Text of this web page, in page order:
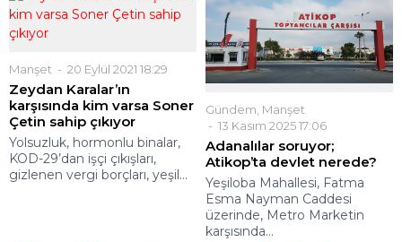
Zeydan Karalar’ın
karşısında kim varsa Soner
Çetin sahip çıkıyor
Yolsuzluk, hormonlu binalar,
KOD-29’dan işçi çıkışları,
gizlenen vergi borçları, yeşil...
Gündem,Manşet
13 Kasım 2025 17:06
Adanalılar soruyor;
Atikop’ta devlet nerede?
Yeşiloba Mahallesi, Fatma
Esma Nayman Caddesi
üzerinde, Metro Marketin
karşısında...